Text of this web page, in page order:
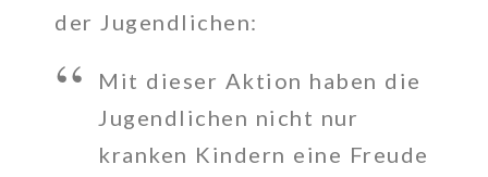
der Jugendlichen:
Mit dieser Aktion haben die
Jugendlichen nicht nur
kranken Kindern eine Freude